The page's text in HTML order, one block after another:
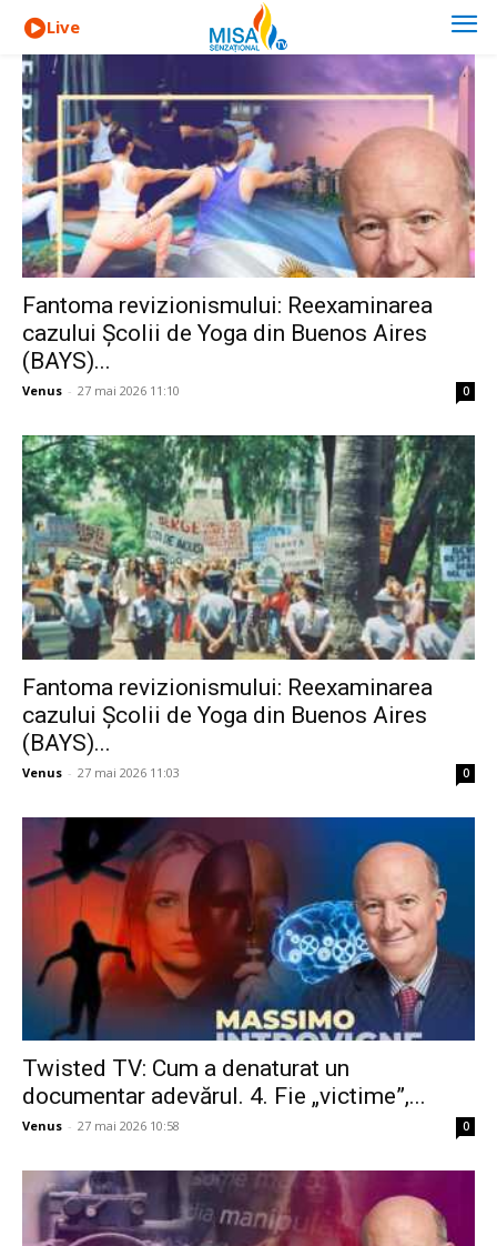
Live
Fantoma revizionismului: Reexaminarea
cazului Școlii de Yoga din Buenos Aires
(BAYS)...
Venus - 27 mai 2026 11:10 0
Fantoma revizionismului: Reexaminarea
cazului Școlii de Yoga din Buenos Aires
(BAYS)...
Venus - 27 mai 2026 11:03 0
Twisted TV: Cum a denaturat un
documentar adevărul. 4. Fie „victime”,...
Venus - 27 mai 2026 10:58 0